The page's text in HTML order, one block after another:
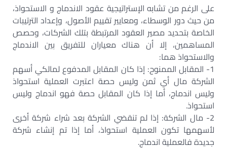
على الرغم من تشابه الإستراتيجية عقود الاندماج و الاستحواذ،
من حيث دور الوسطاء، ومعايير تقييم الأصول، وإعداد الترتيبات
الخاصة بتحديد مصير العقود المرتبطة بتلك الشركات، وحصص
المساهمين، إلا أن هناك معياران للتفريق بين الاندماج
والاستحواذ هما:
1- المقابل الممنوح: إذا كان المقابل المدفوع لمالكي أسهم
الشركة مال أي ثمن وليس حصة اعتبرت العملية استحواذ
وليس اندماج، أما إذا كان المقابل حصة فهو اندماج وليس
استحواذ.
2- مال الشركة: إذا لم تنقضي الشركة بعد شراء شركة أخرى
لأسهمها تكون العملية استحواذ، أما إذا تم إنشاء شركة
جديدة فالعملية اندماج.